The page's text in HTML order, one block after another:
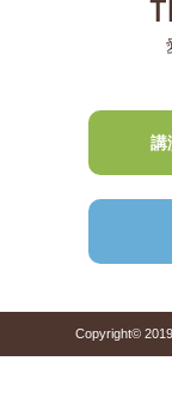
講
Copyright©